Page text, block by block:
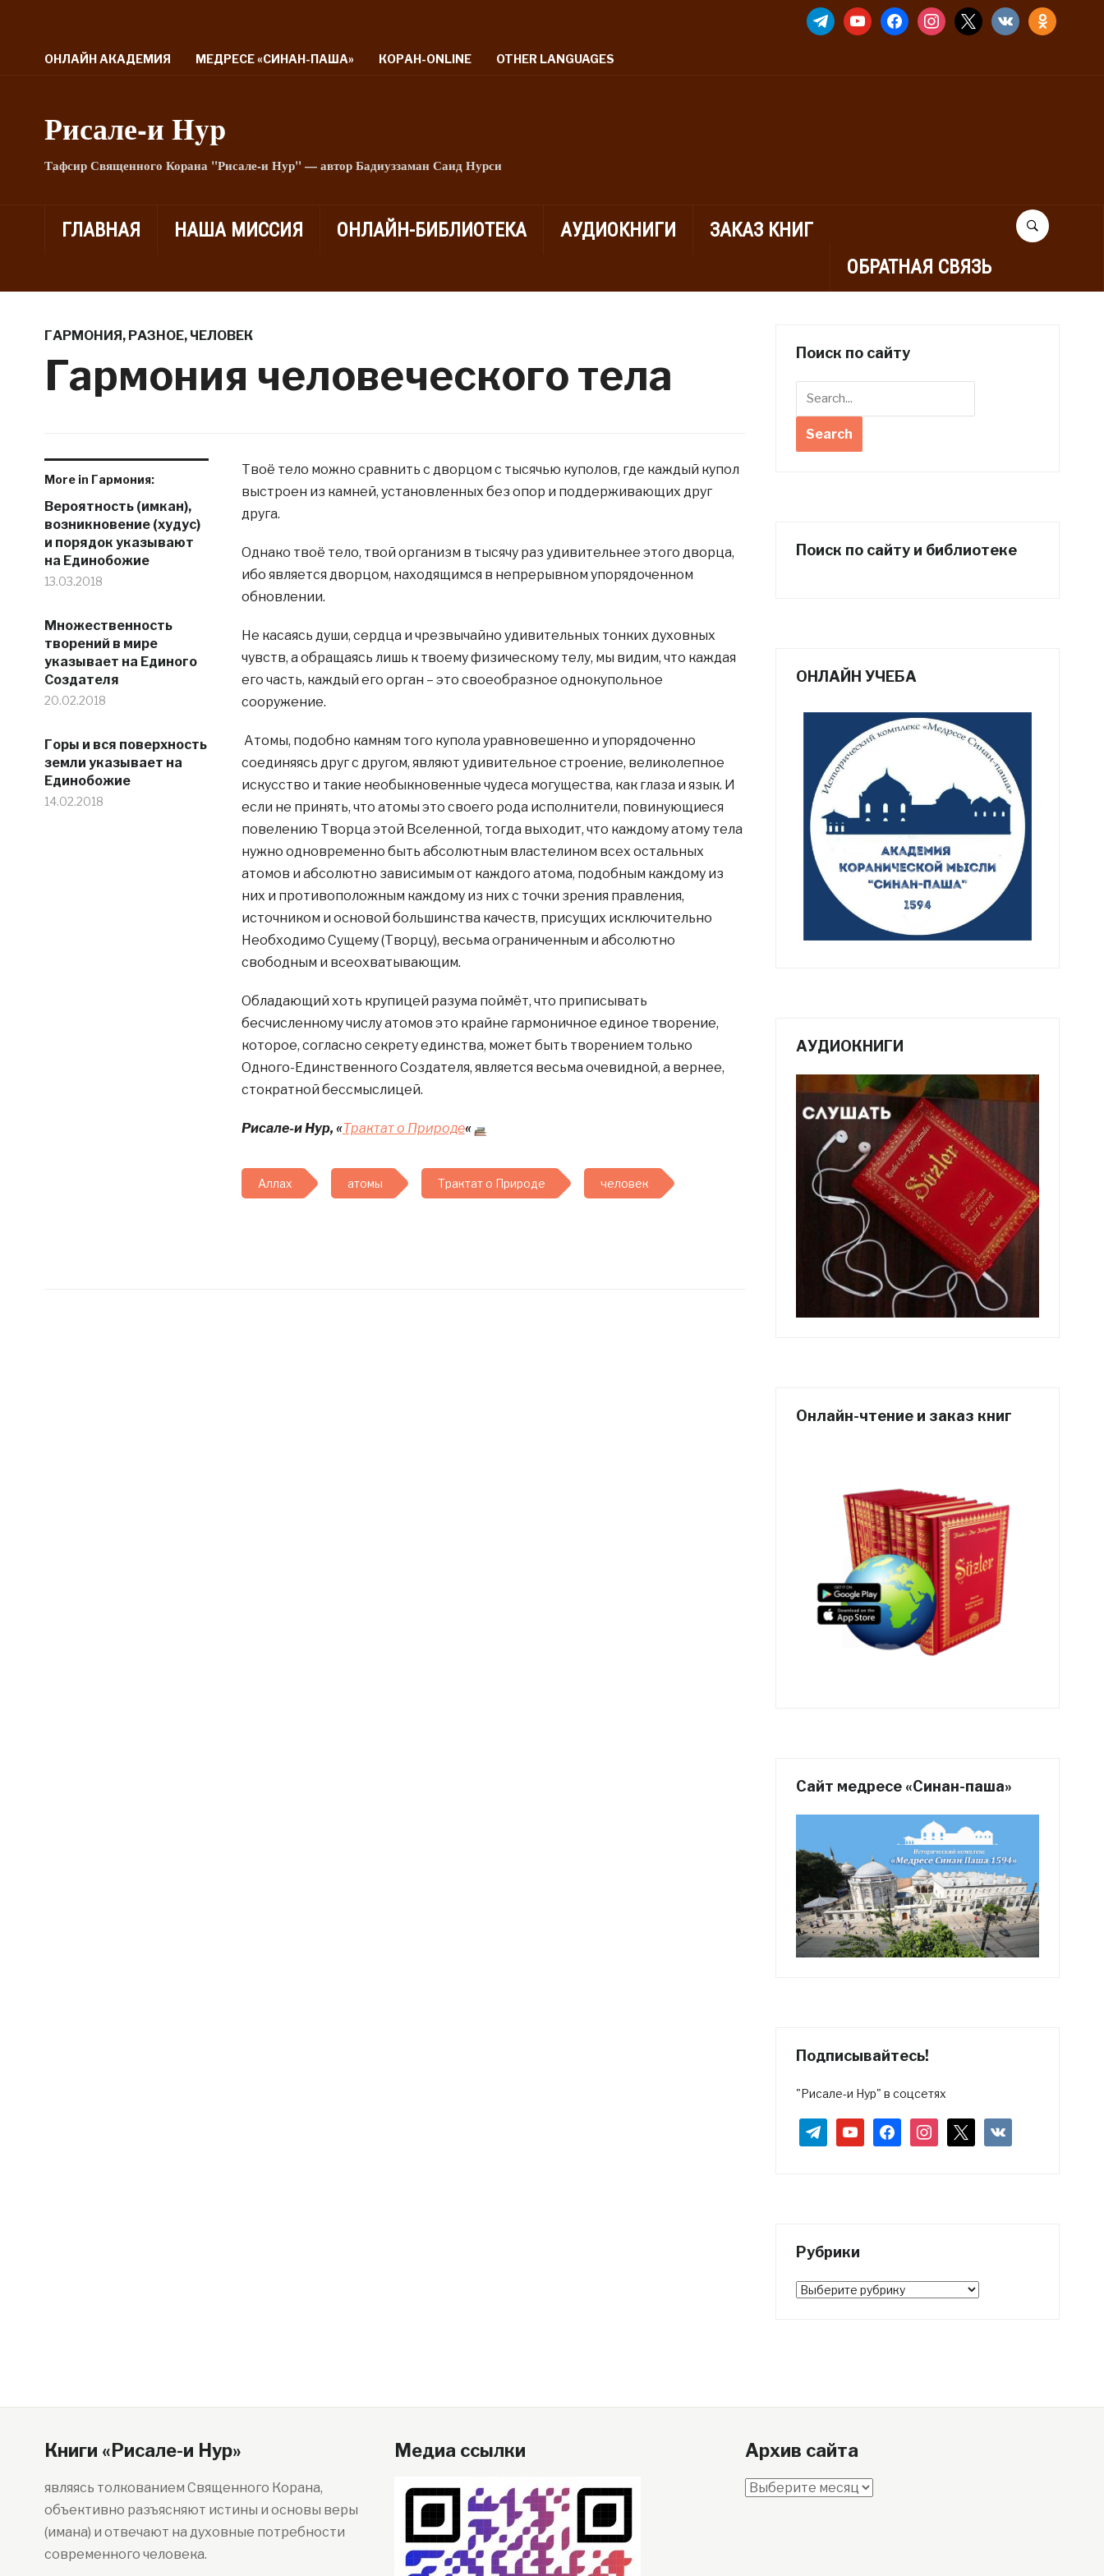
TELEGRAMYOUTUBEFACEBOOKINSTAGRAM
X VKONTAKTE
ОНЛАЙН АКАДЕМИЯ МЕДРЕСЕ «СИНАН-ПАША» КОРАН-ONLINE OTHER LANGUAGES
Рисале-и Hyp
Тафсир Священного Корана "Рисале-и Нур" — автор Бадиуззаман Саид Нурси
ГЛАВНАЯ НАША МИССИЯ ОНЛАЙН-БИБЛИОТЕКА АУДИОКНИГИ
ЗАКАЗ КНИГ
ОБРАТНАЯ СВЯЗЬ
ГАРМОНИЯ, РАЗНОЕ, ЧЕЛОВЕК
Гармония человеческого тела
More in Гармония:
Вероятность (имкан),
возникновение (худус)
и порядок указывают
на Единобожие
13.03.2018
Множественность
творений в мире
указывает на Единого
Создателя
20.02.2018
Горы и вся поверхность
земли указывает на
Единобожие
14.02.2018
Твоё тело можно сравнить с дворцом с тысячью куполов, где каждый купол
выстроен из камней, установленных без опор и поддерживающих друг
друга.
Однако твоё тело, твой организм в тысячу раз удивительнее этого дворца,
ибо является дворцом, находящимся в непрерывном упорядоченном
обновлении.
Не касаясь души, сердца и чрезвычайно удивительных тонких духовных
чувств, а обращаясь лишь к твоему физическому телу, мы видим, что каждая
его часть, каждый его орган – это своеобразное однокупольное
сооружение.
Атомы, подобно камням того купола уравновешенно и упорядоченно
соединяясь друг с другом, являют удивительное строение, великолепное
искусство и такие необыкновенные чудеса могущества, как глаза и язык. И
если не принять, что атомы это своего рода исполнители, повинующиеся
повелению Творца этой Вселенной, тогда выходит, что каждому атому тела
нужно одновременно быть абсолютным властелином всех остальных
атомов и абсолютно зависимым от каждого атома, подобным каждому из
них и противоположным каждому из них с точки зрения правления,
источником и основой большинства качеств, присущих исключительно
Необходимо Сущему (Творцу), весьма ограниченным и абсолютно
свободным и всеохватывающим.
Обладающий хоть крупицей разума поймёт, что приписывать
бесчисленному числу атомов это крайне гармоничное единое творение,
которое, согласно секрету единства, может быть творением только
Одного-Единственного Создателя, является весьма очевидной, а вернее,
стократной бессмыслицей.
Рисале-и Нур, «Трактат о Природе«
Аллах атомы Трактат о Природе человек
Поиск по сайту
Поиск по сайту и библиотеке
ОНЛАЙН УЧЕБА
АУДИОКНИГИ
Онлайн-чтение и заказ книг
Сайт медресе «Синан-паша»
Подписывайтесь!
"Рисале-и Нур" в соцсетях
telegramyoutubefacebookinstagram vkontakte
Рубрики
Рубрики
Книги «Рисале-и Нур»
являясь толкованием Священного Корана,
объективно разъясняют истины и основы веры
(имана) и отвечают на духовные потребности
современного человека.
Медиа ссылки Архив сайта
Архив